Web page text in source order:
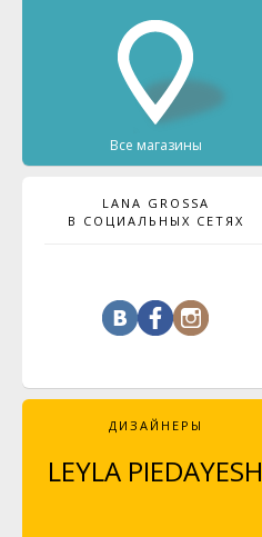
Все магазины
LANA GROSSA
В СОЦИАЛЬНЫХ СЕТЯХ
ДИЗАЙНЕРЫ
LEYLA PIEDAYESH